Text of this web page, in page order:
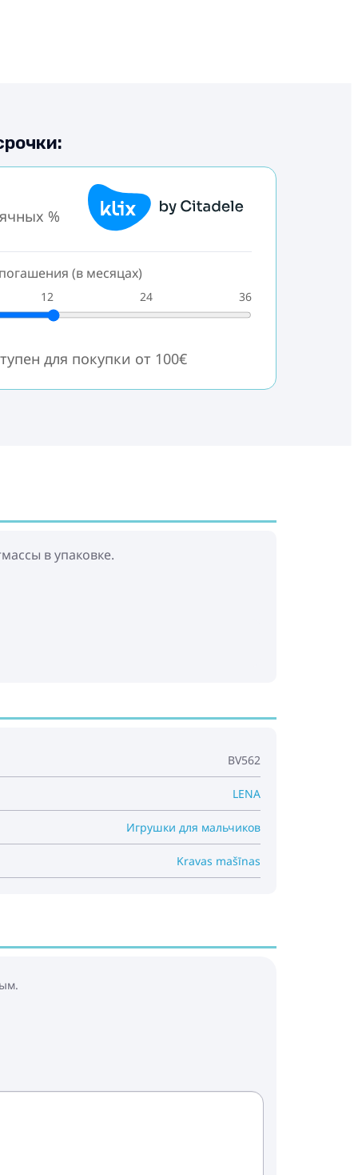
%
(в месяцах)
12 24 36
для покупки от 100€
в упаковке.
BV562
LENA
Игрушки для мальчиков
Kravas mašīnas